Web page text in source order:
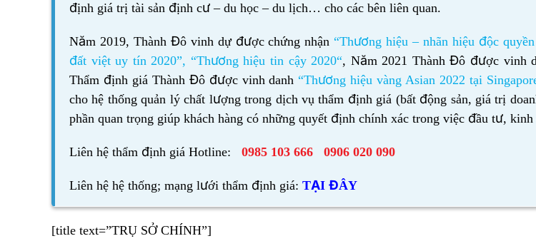
định giá trị tài sản định cư – du học – du lịch… cho các bên liên quan.
Năm 2019, Thành Đô vinh dự được chứng nhận“Thương hiệu – nhãn hiệu độc
đất việt uy tín 2020”, “Thương hiệu tin cậy 2020“, Năm 2021 Thành Đô được vinh
Thẩm định giá Thành Đô được vinh danh“Thương hiệu vàng Asian 2022 tại
cho hệ thống quản lý chất lượng trong dịch vụ thẩm định giá (bất động sản, giá trị
phần quan trọng giúp khách hàng có những quyết định chính xác trong việc đầu tư,
Liên hệ thẩm định giá Hotline: 0985 103 666 0906 020 090
Liên hệ hệ thống; mạng lưới thẩm định giá: TẠI ĐÂY
[title text=”TRỤ SỞ CHÍNH”]